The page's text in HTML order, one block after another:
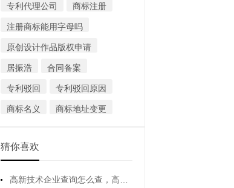
专利代理公司 商标注册
注册商标能用字母吗
原创设计作品版权申请
居振浩 合同备案
专利驳回 专利驳回原因
商标名义 商标地址变更
猜你喜欢
高新技术企业查询怎么查，高新技术企业查询网站是哪个？